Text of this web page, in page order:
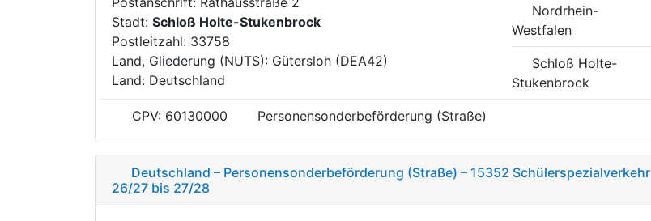
Stadt: Schloß Holte-Stukenbrock
Postleitzahl: 33758
Land, Gliederung (NUTS): Gütersloh (DEA42)
Land: Deutschland
Nordrhein-
Westfalen
Schloß Holte-
Stukenbrock
CPV: 60130000 Personensonderbeförderung (Straße)
Deutschland – Personensonderbeförderung (Straße) – 15352 Schülerspezialverkehr
26/27 bis 27/28